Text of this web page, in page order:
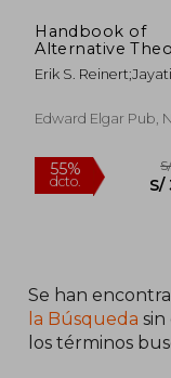
55%
dcto. S/
Handbook of
Alternative
of Economic
Development
Erik S. Reinert;Jayati
Edward Elgar Pub,
Se han
la Búsqueda
los términos